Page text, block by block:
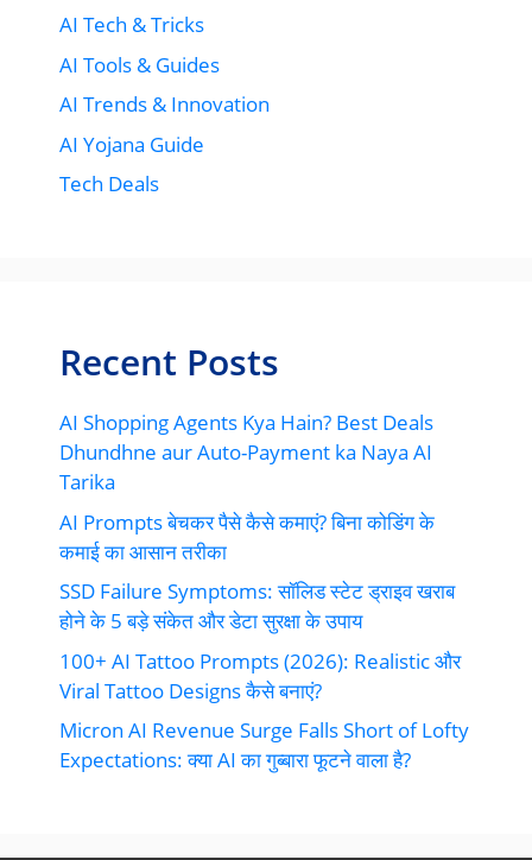
AI Tech & Tricks
AI Tools & Guides
AI Trends & Innovation
AI Yojana Guide
Tech Deals
Recent Posts
AI Shopping Agents Kya Hain? Best Deals
Dhundhne aur Auto-Payment ka Naya AI
Tarika
AI Prompts बेचकर पैसे कैसे कमाएं? बिना कोडिंग के
कमाई का आसान तरीका
SSD Failure Symptoms: सॉलिड स्टेट ड्राइव खराब
होने के 5 बड़े संकेत और डेटा सुरक्षा के उपाय
100+ AI Tattoo Prompts (2026): Realistic और
Viral Tattoo Designs कैसे बनाएं?
Micron AI Revenue Surge Falls Short of Lofty
Expectations: क्या AI का गुब्बारा फूटने वाला है?